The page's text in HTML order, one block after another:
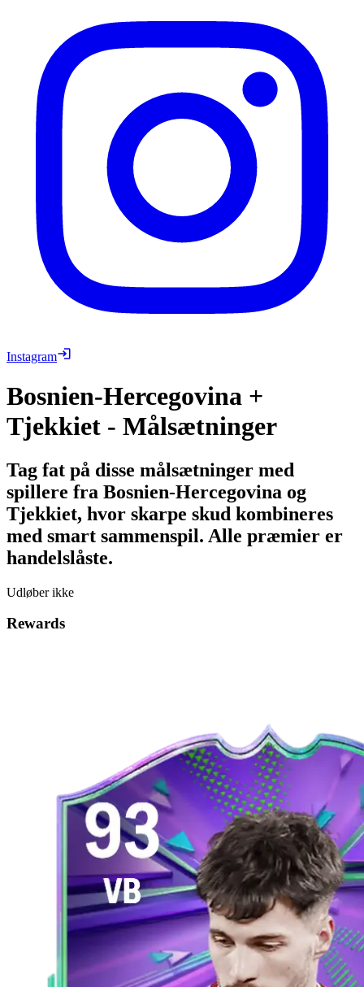
Instagram
Bosnien-Hercegovina +
Tjekkiet - Målsætninger
Tag fat på disse målsætninger med
spillere fra Bosnien-Hercegovina og
Tjekkiet, hvor skarpe skud kombineres
med smart sammenspil. Alle præmier er
handelslåste.
Udløber ikke
Rewards